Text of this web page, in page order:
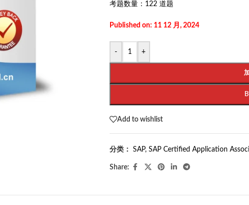
考题数量： 122 道题
Published on: 11 12 月, 2024
- +
Add to wishlist
分类： SAP, SAP Certified Application
Share: